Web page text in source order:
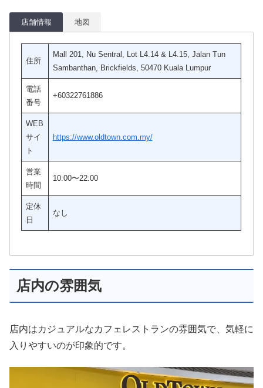
店舗情報 地図
住所
Mall 201, Nu Sentral, Lot L4.14 & L4.15, Jalan Tun
Sambanthan, Brickfields, 50470 Kuala Lumpur
電話
番号
+60322761886
WEB
サイ
ト
https://www.oldtown.com.my/
営業
時間
10:00〜22:00
定休
日
なし
店内の雰囲気
店内はカジュアルなカフェレストランの雰囲気で、気軽に
入りやすいのが印象的です。